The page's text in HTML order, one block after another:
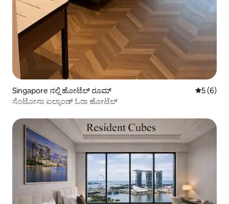
Singapore ನಲ್ಲಿ ಹೋಟೆಲ್ ರೂಮ್ 5 ರಲ್ಲಿ 5
5 (6)
ಸೆಂಟೋಸಾ ಐಲ್ಯಾಂಡ್ ಓರಾ ಹೋಟೆಲ್